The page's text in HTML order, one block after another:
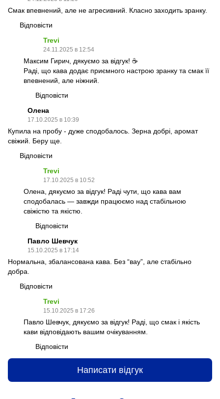
Смак впевнений, але не агресивний. Класно заходить зранку.
Відповісти
Trevi
24.11.2025 в 12:54
Максим Гирич, дякуємо за відгук! ☕
Раді, що кава додає приємного настрою зранку та смак її
впевнений, але ніжний.
Відповісти
Олена
17.10.2025 в 10:39
Купила на пробу - дуже сподобалось. Зерна добрі, аромат
свіжий. Беру ще.
Відповісти
Trevi
17.10.2025 в 10:52
Олена, дякуємо за відгук! Раді чути, що кава вам
сподобалась — завжди працюємо над стабільною
свіжістю та якістю.
Відповісти
Павло Шевчук
15.10.2025 в 17:14
Нормальна, збалансована кава. Без “вау”, але стабільно
добра.
Відповісти
Trevi
15.10.2025 в 17:26
Павло Шевчук, дякуємо за відгук! Раді, що смак і якість
кави відповідають вашим очікуванням.
Відповісти
Написати відгук